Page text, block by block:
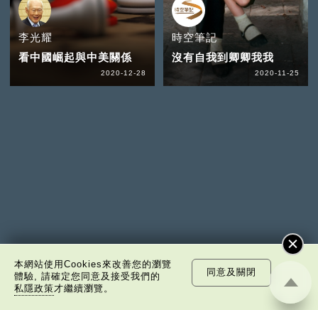
李光耀
看中國崛起與中美關係
2020-12-28
時空筆記
沒有自我到卿卿我我
2020-11-25
本網站使用Cookies來改善您的瀏覽
體驗, 請確定您同意及接受我們的
私隱政策才繼續瀏覽。
同意及關閉